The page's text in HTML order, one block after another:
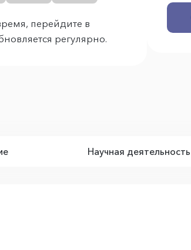
перейдите в
регулярно.
Научная деятельность